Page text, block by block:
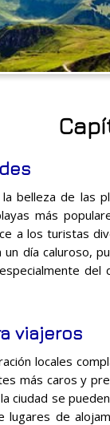
belleza de las
más
a los turistas
día caluroso,
del
viajeros
locales
más caros y
ciudad se
lugares de